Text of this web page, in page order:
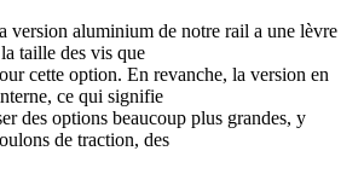
version aluminium de notre rail a une lèvre
taille des vis que
cette option. En revanche, la version en
ce qui signifie
des options beaucoup plus grandes, y
de traction, des